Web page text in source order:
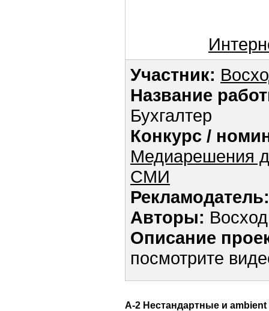
Участник:
Название
Бухгалтер
Конкурс /
Медиарешения
СМИ
Рекламодатель:
Авторы: Восход
Описание
посмотрите
А-2 Нестандартные и